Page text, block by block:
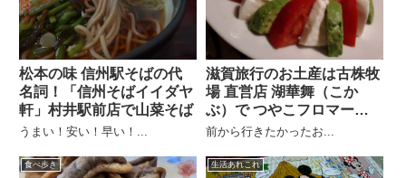
松本の味 信州駅そばの代
名詞！「信州そばイイダヤ
軒」村井駅前店で山菜そば
うまい！安い！早い！...
滋賀旅行のお土産は古株牧
場 直営店 湖華舞（こか
ぶ）で つやこフロマージ
ュ
前から行きたかったお...
食べ歩き 生活あれこれ